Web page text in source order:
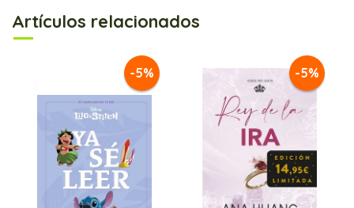
Artículos relacionados
-5% -5%